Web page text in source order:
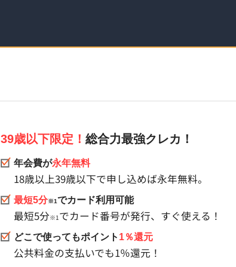
39歳以下限定！ 総合力最強クレカ！
年会費が永年無料
18歳以上39歳以下で申し込めば永年無料。
最短5分※1でカード利用可能
最短5分※1でカード番号が発行、すぐ使える！
どこで使ってもポイント 1％還元
公共料金の支払いでも1％還元！